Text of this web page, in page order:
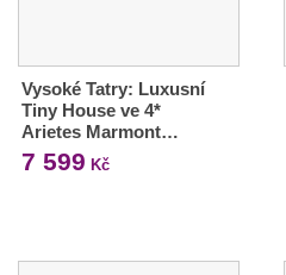
Vysoké Tatry: Luxusní
Tiny House ve 4*
Arietes Marmont…
7 599 Kč